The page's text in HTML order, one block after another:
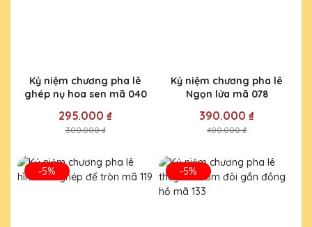
Kỷ niệm chương pha lê
ghép nụ hoa sen mã 040
295.000 ₫
300.000 ₫
Kỷ niệm chương pha lê
Ngọn lửa mã 078
390.000 ₫
400.000 ₫
-5% -5%